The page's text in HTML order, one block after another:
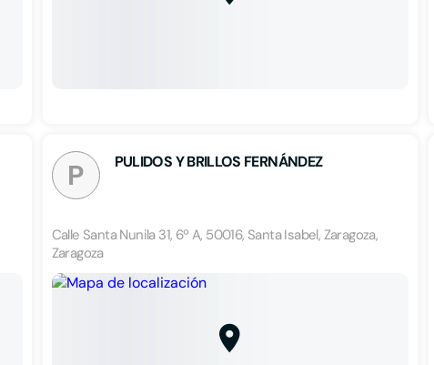
P PULIDOS Y BRILLOS FERNÁNDEZ
Calle Santa Nunila 31, 6º A, 50016, Santa Isabel, Zaragoza,
Zaragoza